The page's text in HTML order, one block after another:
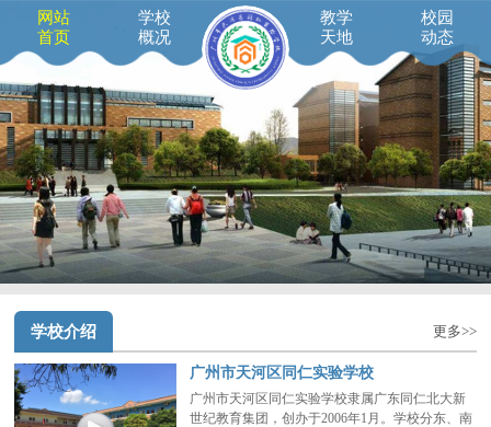
网站
首页
学校
概况
教学
天地
校园
动态
学校介绍 更多>>
广州市天河区同仁实验学校
广州市天河区同仁实验学校隶属广东同仁北大新
世纪教育集团，创办于2006年1月。学校分东、南